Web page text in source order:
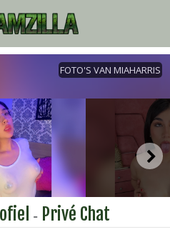
- Privé Chat